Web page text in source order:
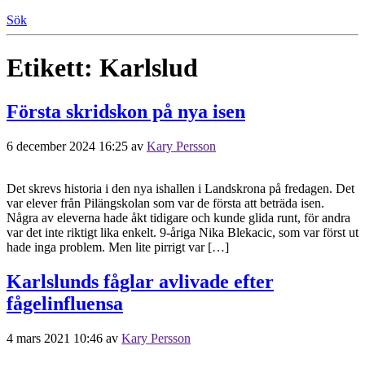
Sök
Etikett: Karlslud
Första skridskon på nya isen
6 december 2024 16:25 av Kary Persson
Det skrevs historia i den nya ishallen i Landskrona på fredagen. Det
var elever från Pilängskolan som var de första att beträda isen.
Några av eleverna hade åkt tidigare och kunde glida runt, för andra
var det inte riktigt lika enkelt. 9-åriga Nika Blekacic, som var först ut
hade inga problem. Men lite pirrigt var […]
Karlslunds fåglar avlivade efter
fågelinfluensa
4 mars 2021 10:46 av Kary Persson